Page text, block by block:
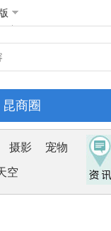
昆商圈
摄影 宠物
空